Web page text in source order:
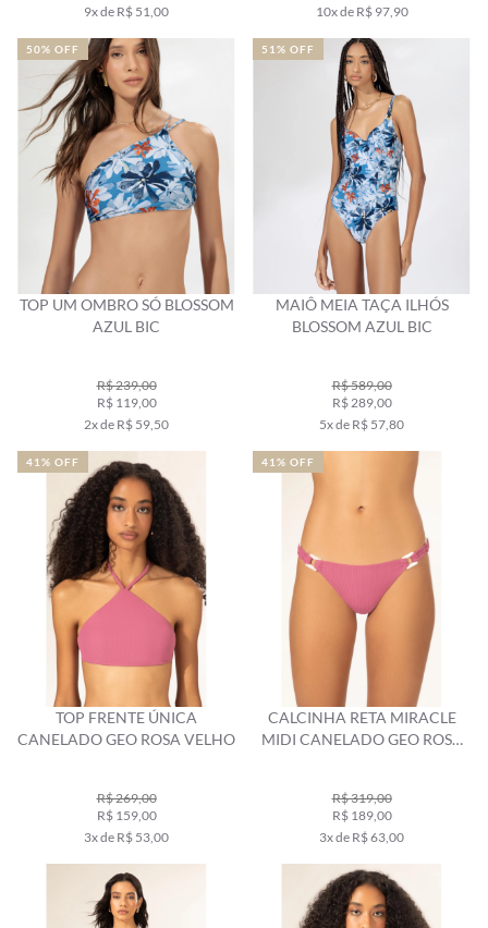
9x de R$ 51,00
10x de R$ 97,90
TOP UM OMBRO SÓ BLOSSOM
AZUL BIC
R$ 239,00
R$ 119,00
2x de R$ 59,50
50% OFF
MAIÔ MEIA TAÇA ILHÓS
BLOSSOM AZUL BIC
R$ 589,00
R$ 289,00
5x de R$ 57,80
51% OFF
TOP FRENTE ÚNICA
CANELADO GEO ROSA VELHO
R$ 269,00
R$ 159,00
3x de R$ 53,00
41% OFF
CALCINHA RETA MIRACLE
MIDI CANELADO GEO ROSA
R$ 319,00
R$ 189,00
3x de R$ 63,00
41% OFF